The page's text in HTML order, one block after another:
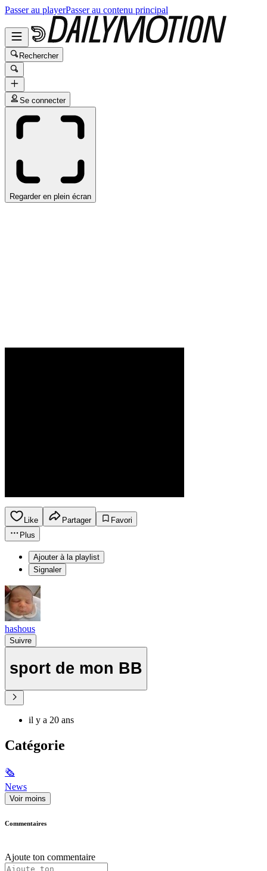
Passer au playerPasser au contenu principal
Rechercher
Se connecter
Regarder en plein écran
Like Partager
Favori
Plus
Ajouter à la playlist
Signaler
hashous
Suivre
sport de mon BB
il y a 20 ans
Catégorie
🗞
News
Voir moins
Commentaires
Ajoute ton commentaire